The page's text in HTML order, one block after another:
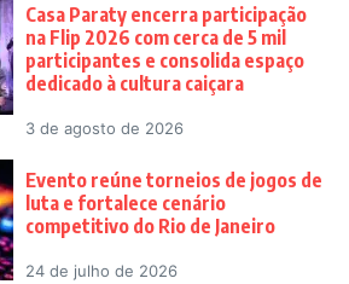
Casa Paraty encerra participação
na Flip 2026 com cerca de 5 mil
participantes e consolida espaço
dedicado à cultura caiçara
3 de agosto de 2026
Evento reúne torneios de jogos de
luta e fortalece cenário
competitivo do Rio de Janeiro
24 de julho de 2026